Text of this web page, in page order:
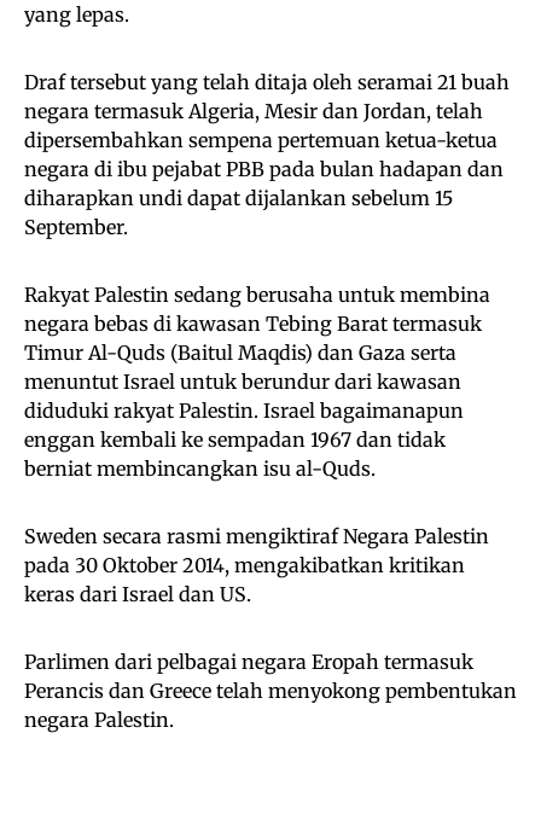
yang lepas.
Draf tersebut yang telah ditaja oleh seramai 21 buah
negara termasuk Algeria, Mesir dan Jordan, telah
dipersembahkan sempena pertemuan ketua-ketua
negara di ibu pejabat PBB pada bulan hadapan dan
diharapkan undi dapat dijalankan sebelum 15
September.
Rakyat Palestin sedang berusaha untuk membina
negara bebas di kawasan Tebing Barat termasuk
Timur Al-Quds (Baitul Maqdis) dan Gaza serta
menuntut Israel untuk berundur dari kawasan
diduduki rakyat Palestin. Israel bagaimanapun
enggan kembali ke sempadan 1967 dan tidak
berniat membincangkan isu al-Quds.
Sweden secara rasmi mengiktiraf Negara Palestin
pada 30 Oktober 2014, mengakibatkan kritikan
keras dari Israel dan US.
Parlimen dari pelbagai negara Eropah termasuk
Perancis dan Greece telah menyokong pembentukan
negara Palestin.